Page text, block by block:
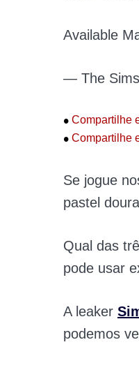
Available
— The
• Compartilhe
• Compartilhe
Se jogue
pastel
Qual das
pode usar
A leaker
podemos